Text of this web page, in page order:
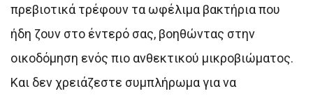
πρεβιοτικά τρέφουν τα ωφέλιμα βακτήρια που
ήδη ζουν στο έντερό σας, βοηθώντας στην
οικοδόμηση ενός πιο ανθεκτικού μικροβιώματος.
Και δεν χρειάζεστε συμπλήρωμα για να